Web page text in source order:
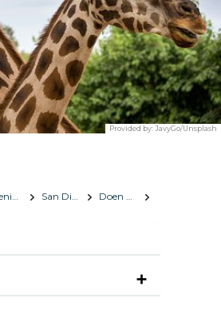
Provided by: JavyGo/Unsplash
Verenigde Staten San Diego, California
Doen & zien